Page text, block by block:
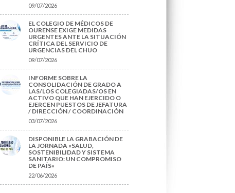
09/07/2026
EL COLEGIO DE MÉDICOS DE
OURENSE EXIGE MEDIDAS
URGENTES ANTE LA SITUACIÓN
CRÍTICA DEL SERVICIO DE
URGENCIAS DEL CHUO
09/07/2026
INFORME SOBRE LA
CONSOLIDACIÓN DE GRADO A
LAS/LOS COLEGIADAS/OS EN
ACTIVO QUE HAN EJERCIDO O
EJERCEN PUESTOS DE JEFATURA
/ DIRECCIÓN / COORDINACIÓN
03/07/2026
DISPONIBLE LA GRABACIÓN DE
LA JORNADA «SALUD,
SOSTENIBILIDAD Y SISTEMA
SANITARIO: UN COMPROMISO
DE PAÍS»
22/06/2026